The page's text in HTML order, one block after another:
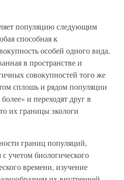
популяцию следующим
способная к
особей одного вида,
в пространстве и
совокупностей того же
сплошь и рядом популяции
и переходят друг в
их границы экологи
границ популяций,
учетом биологического
времени, изучение